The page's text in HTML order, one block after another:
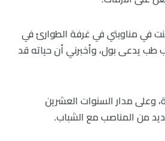
في مناوبتي في غرفة الطوارئ في
طب يدعى بول، وأخبرني أن حياته قد
وعلى مدار السنوات العشرين
من المناصب مع الشباب.